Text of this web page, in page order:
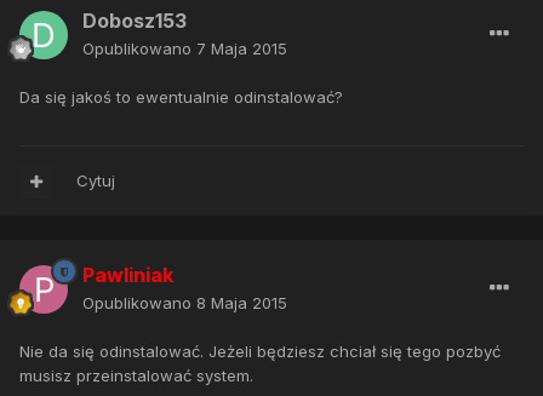
Dobosz153
Opublikowano 7 Maja 2015
Da się jakoś to ewentualnie odinstalować?
Cytuj
Pawliniak
Opublikowano 8 Maja 2015
Nie da się odinstalować. Jeżeli będziesz chciał się tego pozbyć
musisz przeinstalować system.